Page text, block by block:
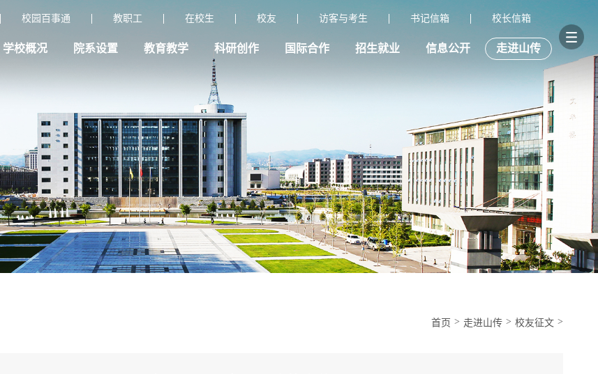
校园百事通 教职工 在校生 校友 访客与考生 书记信箱 校长信箱
学校概况 院系设置 教育教学 科研创作 国际合作 招生就业 信息公开 走进山传
首页
学校概况
院系设置
教育教学
校园VPN 校园云盘
教务系统（内网） 校园邮箱 校园百事通
- 新闻网 - - 教职工 - - 在校生 -
- 校友 -
首页 > 走进山传 > 校友征文 >